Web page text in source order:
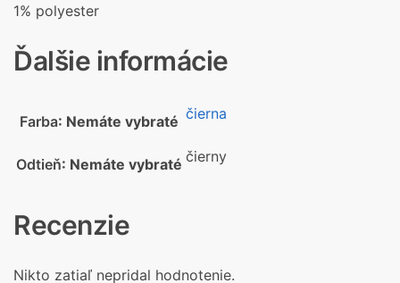
1% polyester
Ďalšie informácie
Farba: Nemáte vybraté čierna
Odtieň: Nemáte vybraté čierny
Recenzie
Nikto zatiaľ nepridal hodnotenie.